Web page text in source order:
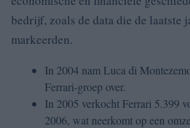
bedrijf, zoals de data die de laatste
markeerden.
In 2004 nam Luca di
Ferrari-groep over.
In 2005 verkocht Ferrari 5.399
2006, wat neerkomt op een